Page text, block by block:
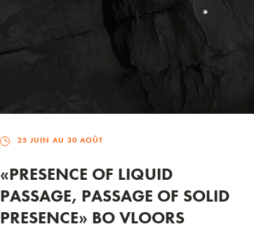
25 JUIN AU 30 AOÛT
«PRESENCE OF LIQUID
PASSAGE, PASSAGE OF SOLID
PRESENCE» BO VLOORS